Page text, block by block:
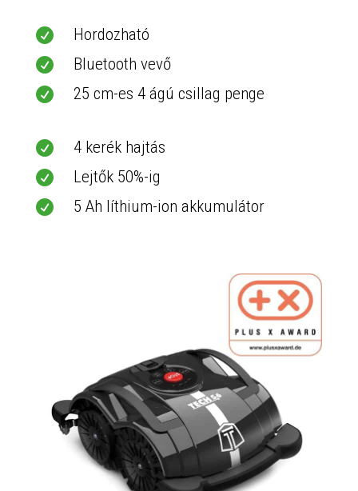
 Hordozható
 Bluetooth vevő
 25 cm-es 4 ágú csillag penge
 4 kerék hajtás
 Lejtők 50%-ig
 5 Ah líthium-ion akkumulátor